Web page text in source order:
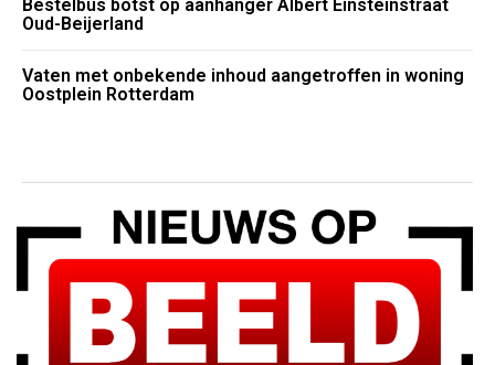
Bestelbus botst op aanhanger Albert Einsteinstraat
Oud-Beijerland
Vaten met onbekende inhoud aangetroffen in woning
Oostplein Rotterdam